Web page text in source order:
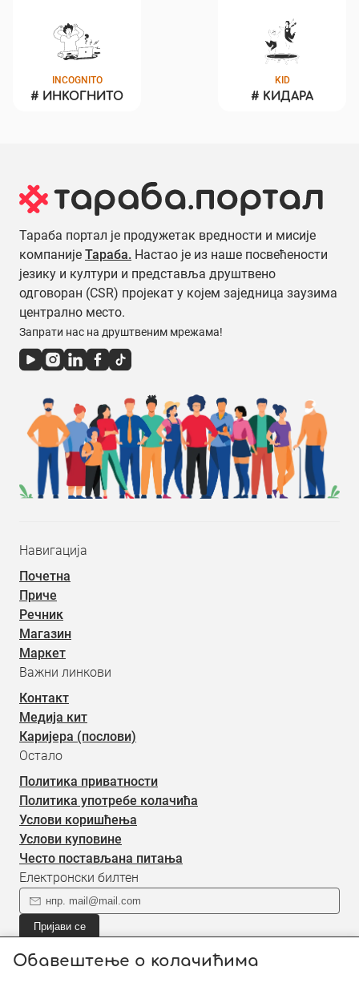
INCOGNITO
# ИНКОГНИТО
KID
# КИДАРА
Обавештење о колачићима
Тараба портал је продужетак вредности и мисије
компаније Тараба. Настао је из наше посвећености
језику и култури и представља друштвено
одговоран (CSR) пројекат у којем заједница заузима
централно место.
Запрати нас на друштвеним мрежама!
Навигација
Почетна
Приче
Речник
Магазин
Маркет
Важни линкови
Контакт
Медија кит
Каријера (послови)
Остало
Политика приватности
Политика употребе колачића
Услови коришћења
Услови куповине
Често постављана питања
Електронски билтен
Пријави се
информације о новом садржају.